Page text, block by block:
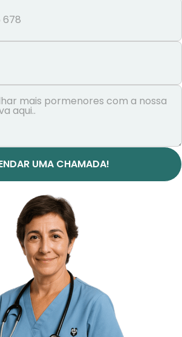
UMA CHAMADA!